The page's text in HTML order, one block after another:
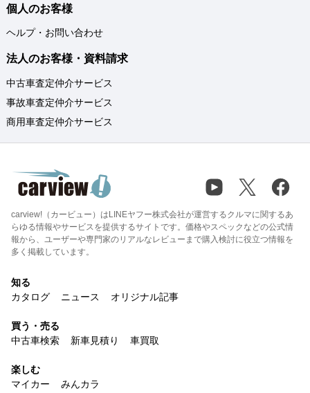
個人のお客様
ヘルプ・お問い合わせ
法人のお客様・資料請求
中古車査定仲介サービス
事故車査定仲介サービス
商用車査定仲介サービス
carview!（カービュー）はLINEヤフー株式会社が運営するクルマに関するあ
らゆる情報やサービスを提供するサイトです。価格やスペックなどの公式情
報から、ユーザーや専門家のリアルなレビューまで購入検討に役立つ情報を
多く掲載しています。
知る
カタログ
ニュース オリジナル記事
買う・売る
中古車検索
新車見積り 車買取
楽しむ
マイカー
みんカラ